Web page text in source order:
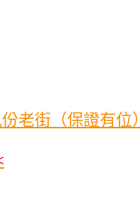
老街（保證有位）